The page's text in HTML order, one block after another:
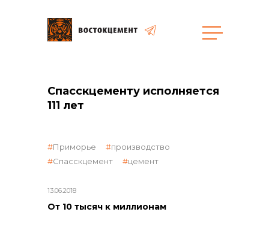
объявленные закупки
Спасскцементу исполняется
111 лет
13.06.2018
Приморье
производство
Спасскцемент
цемент
От 10 тысяч к миллионам